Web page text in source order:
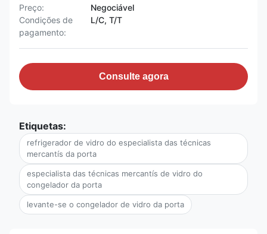
Preço:
Negociável
Condições de
pagamento:
L/C, T/T
Consulte agora
Etiquetas:
refrigerador de vidro do especialista das técnicas
mercantís da porta
especialista das técnicas mercantís de vidro do
congelador da porta
levante-se o congelador de vidro da porta